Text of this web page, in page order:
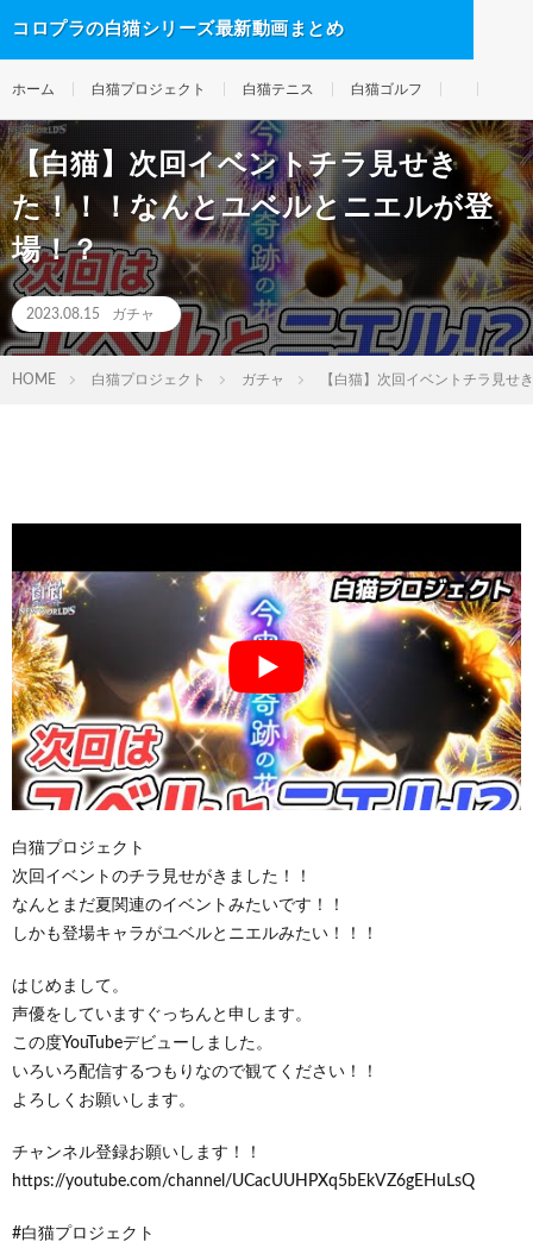
コロプラの白猫シリーズ最新動画まとめ
ホーム 白猫プロジェクト 白猫テニス 白猫ゴルフ
【白猫】次回イベントチラ見せき
た！！！なんとユベルとニエルが登
場！？
2023.08.15 ガチャ
HOME 白猫プロジェクト ガチャ 【白猫】次回イベントチラ見せ
白猫プロジェクト
次回イベントのチラ見せがきました！！
なんとまだ夏関連のイベントみたいです！！
しかも登場キャラがユベルとニエルみたい！！！
はじめまして。
声優をしていますぐっちんと申します。
この度YouTubeデビューしました。
いろいろ配信するつもりなので観てください！！
よろしくお願いします。
チャンネル登録お願いします！！
https://youtube.com/channel/UCacUUHPXq5bEkVZ6gEHuLsQ
#白猫プロジェクト